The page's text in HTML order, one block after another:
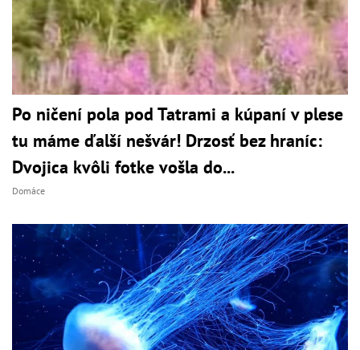
Po ničení pola pod Tatrami a kúpaní v plese
tu máme ďalší nešvár! Drzosť bez hraníc:
Dvojica kvôli fotke vošla do...
Domáce